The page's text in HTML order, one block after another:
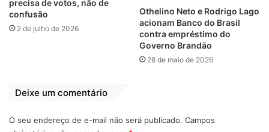
problemas que todo empresário enfrenta“,
afirmou Antônio Marinho, que trabalha com
vendas de pescado. “Consegui
atendimento para uma das minhas maiores
dificuldades que é conquistar clientes e
ressaltou.
Semana do MEI — A 15ª edição da Semana
precisa de votos, não de
confusão
2 de julho de 2026
Othelino Neto e Rodrigo Lago
acionam Banco do Brasil
contra empréstimo do
Governo Brandão
28 de maio de 2026
Deixe um comentário
O seu endereço de e-mail não será publicado. Campos